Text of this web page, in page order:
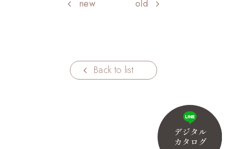
new old
Back to list